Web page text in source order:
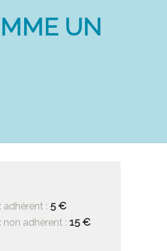
UN
adhérent : 5 €
non adhérent : 15 €